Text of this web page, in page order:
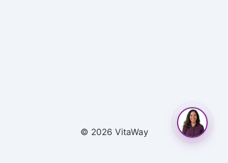
© 2026 VitaWay